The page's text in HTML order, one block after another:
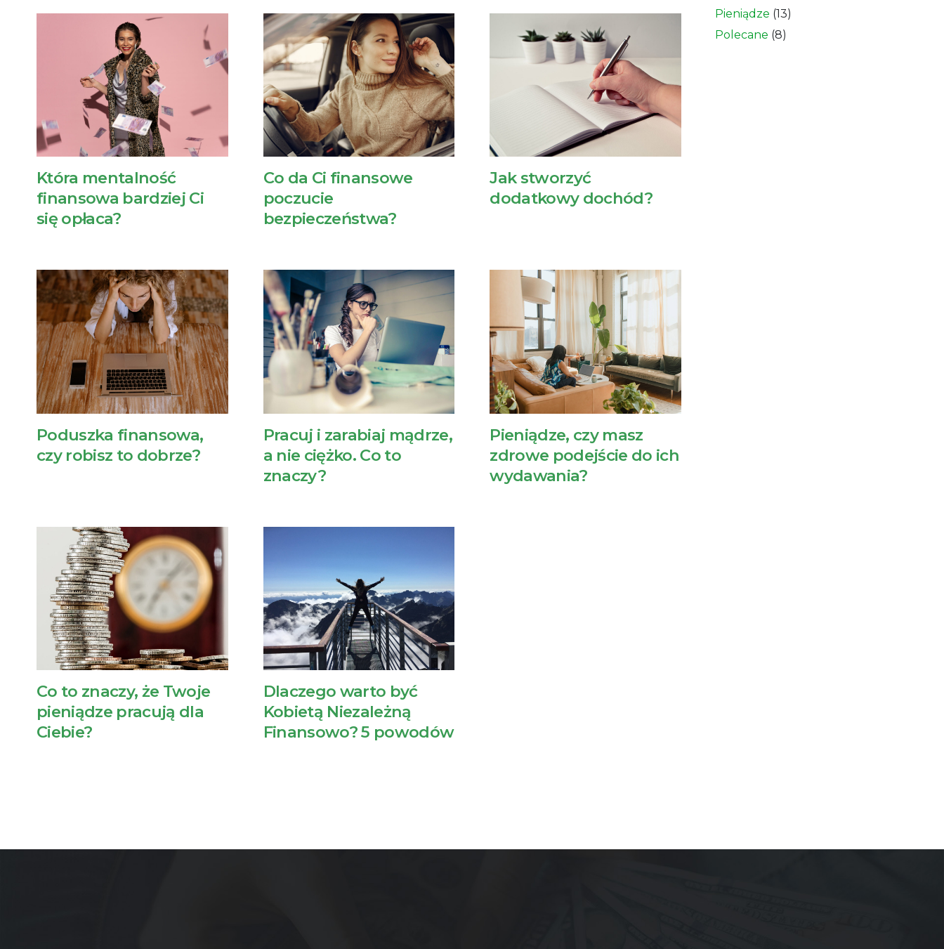
Która mentalność
finansowa bardziej Ci
się opłaca?
Co da Ci finansowe
poczucie
bezpieczeństwa?
Jak stworzyć
dodatkowy dochód?
Poduszka finansowa,
czy robisz to dobrze?
Pracuj i zarabiaj mądrze,
a nie ciężko. Co to
znaczy?
Pieniądze, czy masz
zdrowe podejście do ich
wydawania?
Co to znaczy, że Twoje
pieniądze pracują dla
Ciebie?
Dlaczego warto być
Kobietą Niezależną
Finansowo? 5 powodów
Pieniądze (13)
Polecane (8)